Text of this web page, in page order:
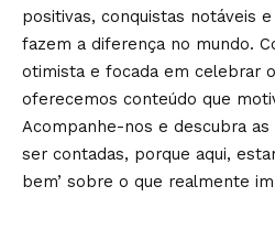
positivas, conquistas notáveis
fazem a diferença no mundo.
otimista e focada em celebrar
oferecemos conteúdo que
Acompanhe-nos e descubra
ser contadas, porque aqui,
bem’ sobre o que realmente